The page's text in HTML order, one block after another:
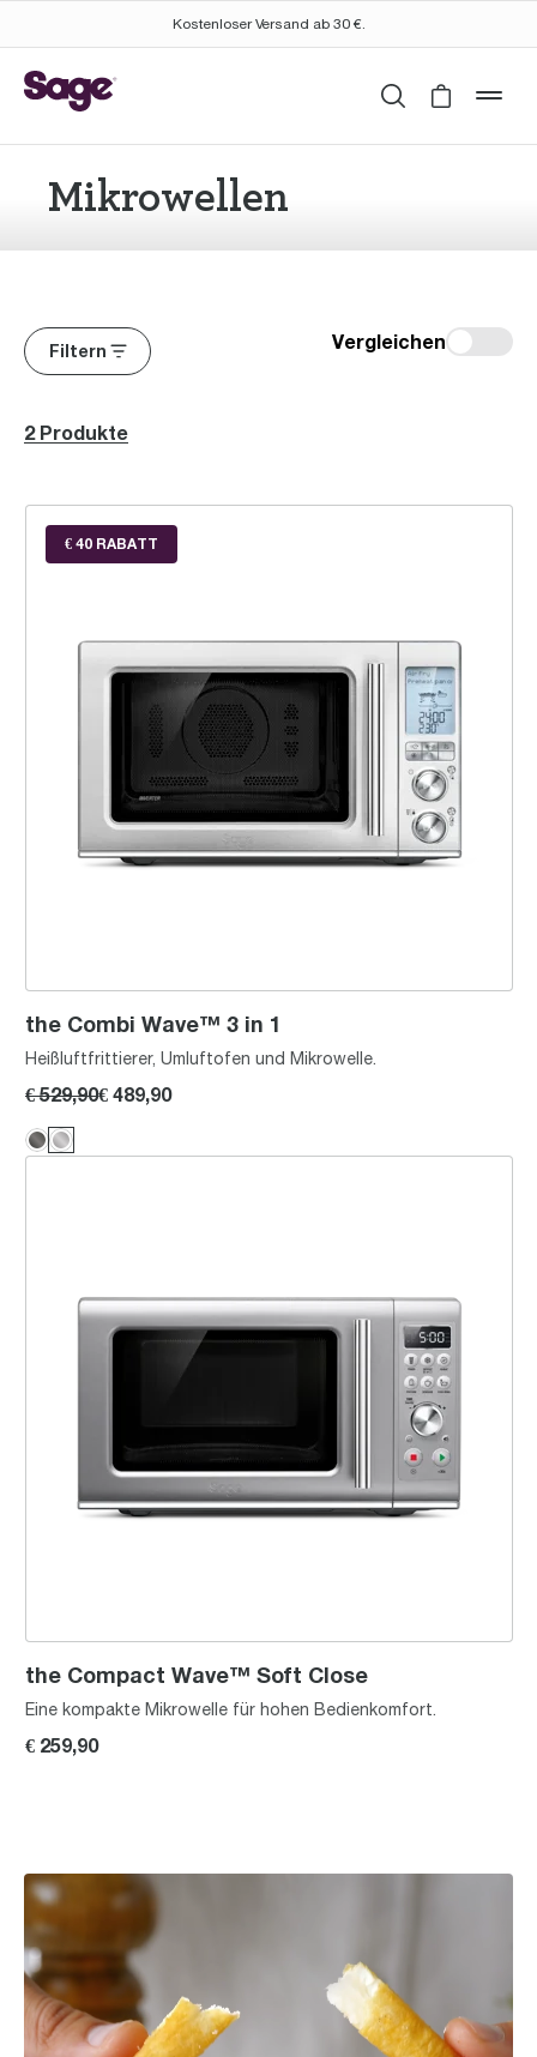
Kostenloser Versand ab 30 €.
SuchenCart is
Mikrowellen
Filtern Vergleichen
2 Produkte
the Combi Wave™ 3 in 1
€ 40 RABATT
the Combi Wave™ 3 in 1
Heißluftfrittierer, Umluftofen und Mikrowelle.
€ 529,90€ 489,90
the Compact Wave™ Soft Close
the Compact Wave™ Soft Close
Eine kompakte Mikrowelle für hohen Bedienkomfort.
€ 259,90